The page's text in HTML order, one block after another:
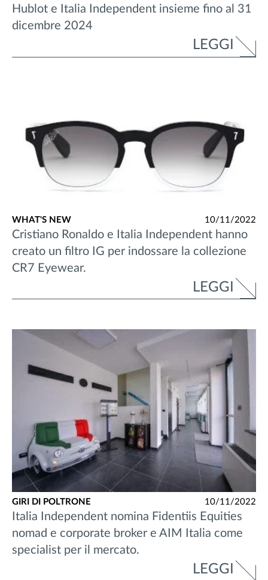
Hublot e Italia Independent insieme fino al 31
dicembre 2024
LEGGI
WHAT'S NEW 10/11/2022
Cristiano Ronaldo e Italia Independent hanno
creato un filtro IG per indossare la collezione
CR7 Eyewear.
LEGGI
GIRI DI POLTRONE 10/11/2022
Italia Independent nomina Fidentiis Equities
nomad e corporate broker e AIM Italia come
specialist per il mercato.
LEGGI